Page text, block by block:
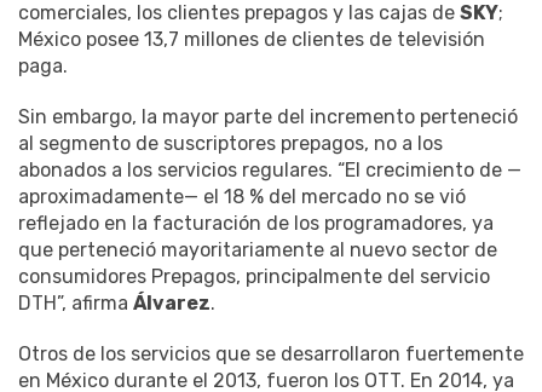
comerciales, los clientes prepagos y las cajas de SKY;
México posee 13,7 millones de clientes de televisión
paga.
Sin embargo, la mayor parte del incremento perteneció
al segmento de suscriptores prepagos, no a los
abonados a los servicios regulares. “El crecimiento de —
aproximadamente— el 18 % del mercado no se vió
reflejado en la facturación de los programadores, ya
que perteneció mayoritariamente al nuevo sector de
consumidores Prepagos, principalmente del servicio
DTH”, afirma Álvarez.
Otros de los servicios que se desarrollaron fuertemente
en México durante el 2013, fueron los OTT. En 2014, ya